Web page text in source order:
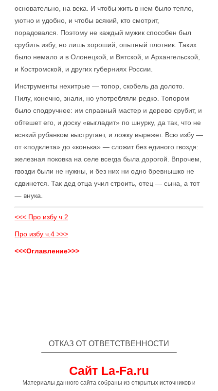
основательно, на века. И чтобы жить в нем было тепло,
уютно и удобно, и чтобы всякий, кто смотрит,
порадовался. Поэтому не каждый мужик способен был
срубить избу, но лишь хороший, опытный плотник. Таких
было немало и в Олонецкой, и Вятской, и Архангельской,
и Костромской, и других губерниях России.
Инструменты нехитрые — топор, скобель да долото.
Пилу, конечно, знали, но употребляли редко. Топором
было сподручнее: им справный мастер и дерево срубит, и
обтешет его, и доску «выгладит» по шнурку, да так, что не
всякий рубанком выстругает, и ложку вырежет. Всю избу —
от «подклета» до «конька» — сложит без единого гвоздя:
железная поковка на селе всегда была дорогой. Впрочем,
гвозди были не нужны, и без них ни одно бревнышко не
сдвинется. Так дед отца учил строить, отец — сына, а тот
— внука.
<<< Про избу ч.2
Про избу ч.4 >>>
<<<Оглавление>>>
ОТКАЗ ОТ ОТВЕТСТВЕННОСТИ
Сайт La-Fa.ru
Материалы данного сайта собраны из открытых источников и